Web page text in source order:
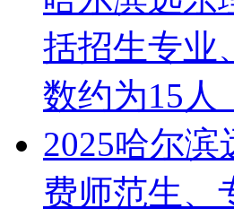
括招生专业
数约为15人
2025哈尔
费师范生、